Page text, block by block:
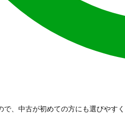
で、中古が初めての方にも選びやす